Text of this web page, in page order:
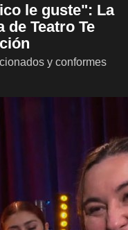
le guste": La
de Teatro Te
y conformes